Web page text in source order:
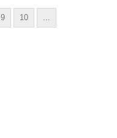
9 10 ...